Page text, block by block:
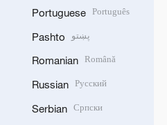
Portuguese Português
Pashto پښتو
Romanian Română
Russian Русский
Serbian Српски